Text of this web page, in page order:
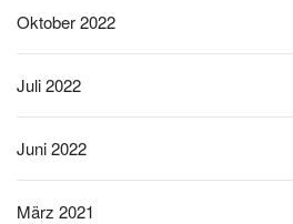
Oktober 2022
Juli 2022
Juni 2022
März 2021